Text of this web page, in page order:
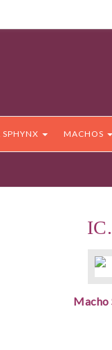
SPHYNX MACHOS
Macho